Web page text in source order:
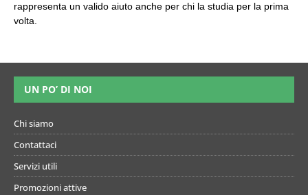
rappresenta un valido aiuto anche per chi la studia per la prima
volta.
UN PO’ DI NOI
Chi siamo
Contattaci
Servizi utili
Promozioni attive